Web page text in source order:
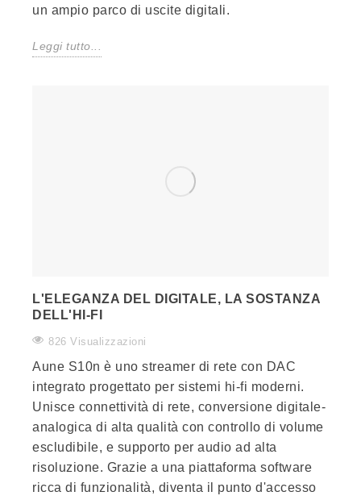
un ampio parco di uscite digitali.
Leggi tutto...
L'ELEGANZA DEL DIGITALE, LA SOSTANZA
DELL'HI-FI
826 Visualizzazioni
Aune S10n è uno streamer di rete con DAC
integrato progettato per sistemi hi-fi moderni.
Unisce connettività di rete, conversione digitale-
analogica di alta qualità con controllo di volume
escludibile, e supporto per audio ad alta
risoluzione. Grazie a una piattaforma software
ricca di funzionalità, diventa il punto d'accesso